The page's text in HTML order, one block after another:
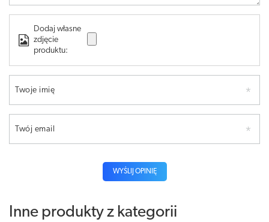
Dodaj własne
zdjęcie
produktu:
Twoje imię
Twój email
WYŚLIJ OPINIĘ
Inne produkty z kategorii